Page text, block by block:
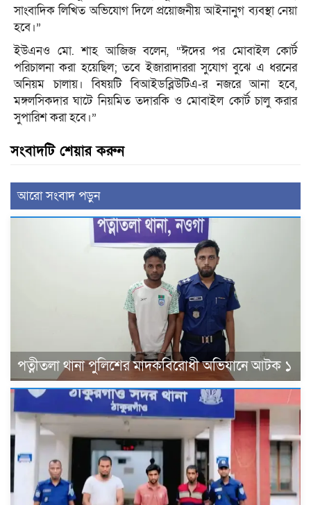
সাংবাদিক লিখিত অভিযোগ দিলে প্রয়োজনীয় আইনানুগ ব্যবস্থা নেয়া
হবে।”
ইউএনও মো. শাহ আজিজ বলেন, “ঈদের পর মোবাইল কোর্ট
পরিচালনা করা হয়েছিল; তবে ইজারাদাররা সুযোগ বুঝে এ ধরনের
অনিয়ম চালায়। বিষয়টি বিআইডব্লিউটিএ-র নজরে আনা হবে,
মঙ্গলসিকদার ঘাটে নিয়মিত তদারকি ও মোবাইল কোর্ট চালু করার
সুপারিশ করা হবে।”
সংবাদটি শেয়ার করুন
আরো সংবাদ পড়ুন
পত্নীতলা থানা পুলিশের মাদকবিরোধী অভিযানে আটক ১